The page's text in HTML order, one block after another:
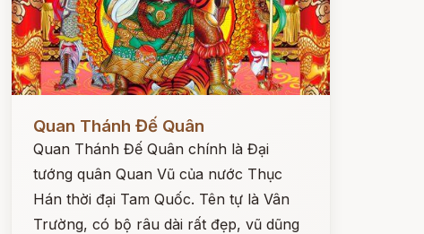
Quan Thánh Đế Quân
Quan Thánh Đế Quân chính là Đại
tướng quân Quan Vũ của nước Thục
Hán thời đại Tam Quốc. Tên tự là Vân
Trường, có bộ râu dài rất đẹp, vũ dũng